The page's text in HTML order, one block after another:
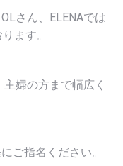
さん、ELENAでは
ます。
婦の方まで幅広く
ご指名ください。